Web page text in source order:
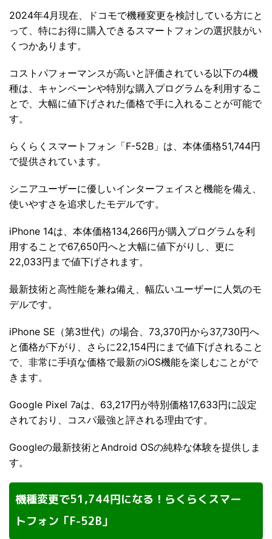
2024年4月現在、ドコモで機種変更を検討している方にと
って、特にお得に購入できるスマートフォンの選択肢がい
くつかあります。
コストパフォーマンスが高いと評価されている以下の4機
種は、キャンペーンや特別な購入プログラムを利用するこ
とで、大幅に値下げされた価格で手に入れることが可能で
す。
らくらくスマートフォン「F-52B」は、本体価格51,744円
で提供されています。
シニアユーザーに優しいインターフェイスと機能を備え、
使いやすさを追求したモデルです。
iPhone 14は、本体価格134,266円が購入プログラムを利
用することで67,650円へと大幅に値下がりし、更に
22,033円まで値下げされます。
最新技術と高性能を兼ね備え、幅広いユーザーに人気のモ
デルです。
iPhone SE（第3世代）の場合、73,370円から37,730円へ
と価格が下がり、さらに22,154円にまで値下げされること
で、非常に手頃な価格で最新のiOS機能を楽しむことがで
きます。
Google Pixel 7aは、63,217円が特別価格17,633円に設定
されており、コスパ最強と評される理由です。
Googleの最新技術とAndroid OSの純粋な体験を提供しま
す。
機種変更で51,744円になる！らくらくスマー
トフォン「F-52B」